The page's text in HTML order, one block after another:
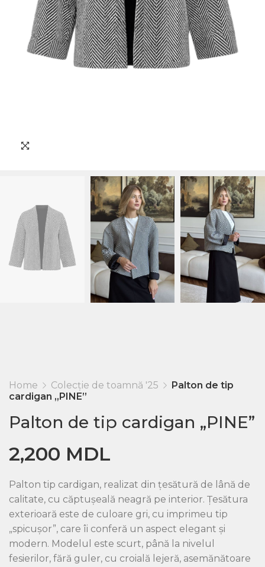
Home Colecție de toamnă '25
Palton de tip
cardigan „PINE”
Palton de tip cardigan „PINE”
2,200 MDL
Palton tip cardigan, realizat din țesătură de lână de
calitate, cu căptușeală neagră pe interior. Țesătura
exterioară este de culoare gri, cu imprimeu tip
„spicușor”, care îi conferă un aspect elegant și
modern. Modelul este scurt, până la nivelul
fesierilor, fără guler, cu croială lejeră, asemănătoare